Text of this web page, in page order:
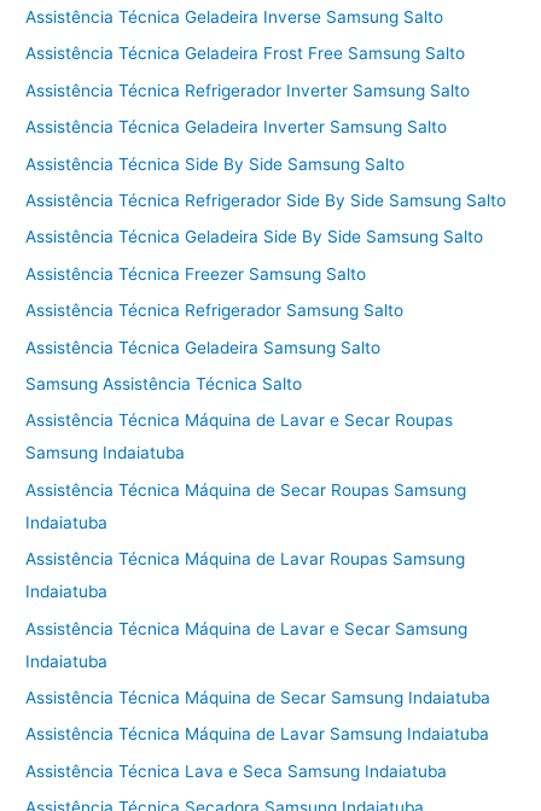
Assistência Técnica Geladeira Inverse Samsung Salto
Assistência Técnica Geladeira Frost Free Samsung Salto
Assistência Técnica Refrigerador Inverter Samsung Salto
Assistência Técnica Geladeira Inverter Samsung Salto
Assistência Técnica Side By Side Samsung Salto
Assistência Técnica Refrigerador Side By Side Samsung Salto
Assistência Técnica Geladeira Side By Side Samsung Salto
Assistência Técnica Freezer Samsung Salto
Assistência Técnica Refrigerador Samsung Salto
Assistência Técnica Geladeira Samsung Salto
Samsung Assistência Técnica Salto
Assistência Técnica Máquina de Lavar e Secar Roupas
Samsung Indaiatuba
Assistência Técnica Máquina de Secar Roupas Samsung
Indaiatuba
Assistência Técnica Máquina de Lavar Roupas Samsung
Indaiatuba
Assistência Técnica Máquina de Lavar e Secar Samsung
Indaiatuba
Assistência Técnica Máquina de Secar Samsung Indaiatuba
Assistência Técnica Máquina de Lavar Samsung Indaiatuba
Assistência Técnica Lava e Seca Samsung Indaiatuba